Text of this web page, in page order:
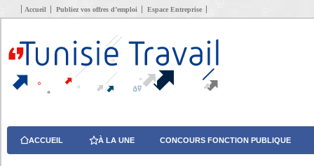
Accueil Publiez vos offres d’emploi Espace Entreprise
ACCUEIL À LA UNE CONCOURS FONCTION PUBLIQUE